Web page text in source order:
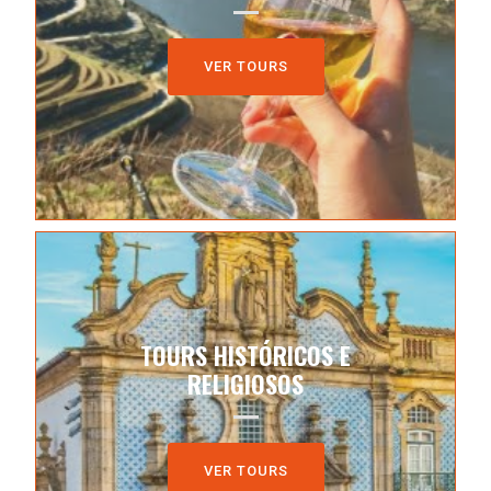
VER TOURS
2001, é uma região natural majestosa,
uma das mais antigas regiões demarcadas
de vinho do mundo.
VER TOURS
TOURS HISTÓRICOS E
RELIGIOSOS
VER TOURS
Comece a Explorar
Se quiser visitar os locais religiosos e
históricos mais importantes, veja as
nossas opções.